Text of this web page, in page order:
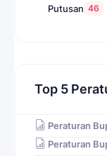
Putusan 46
Top 5
Peraturan
Peraturan